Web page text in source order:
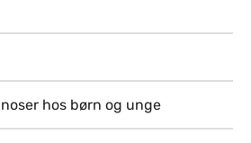
hos børn og unge